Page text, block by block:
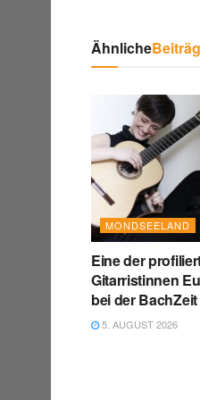
Ähnliche
MONDSEELAND
Eine der
Gitarristinnen
bei der
5. AUGUST 2026